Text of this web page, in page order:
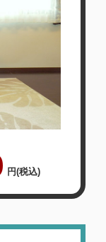
ルホール
田東3-
の葬儀で
かったの
フの皆さ
も親切で
ヒーの無
とても苦
これはサー
円(税込)